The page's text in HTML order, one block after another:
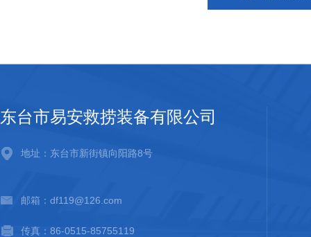
东台市易安救捞装备有限公司
地址：东台市新街镇向阳路8号
邮箱：df119@126.com
传真：86-0515-85755119